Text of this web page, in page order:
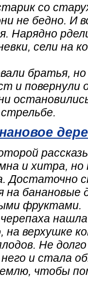
со
не бедно. И
Нарядно
сели на
братья,
и повернули
и хитра,
Достаточно
на банановые
фруктами.
на верхушке
Не
него и стала
чтобы